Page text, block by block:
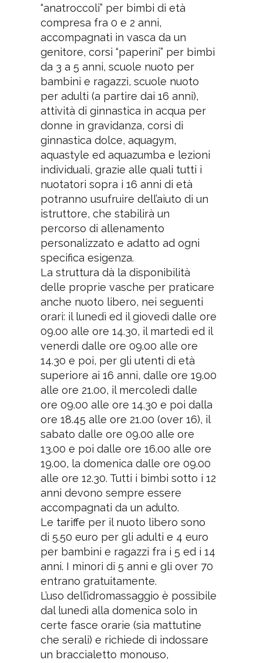
“anatroccoli” per bimbi di età
compresa fra 0 e 2 anni,
accompagnati in vasca da un
genitore, corsi “paperini” per bimbi
da 3 a 5 anni, scuole nuoto per
bambini e ragazzi, scuole nuoto
per adulti (a partire dai 16 anni),
attività di ginnastica in acqua per
donne in gravidanza, corsi di
ginnastica dolce, aquagym,
aquastyle ed aquazumba e lezioni
individuali, grazie alle quali tutti i
nuotatori sopra i 16 anni di età
potranno usufruire dell’aiuto di un
istruttore, che stabilirà un
percorso di allenamento
personalizzato e adatto ad ogni
specifica esigenza.
La struttura dà la disponibilità
delle proprie vasche per praticare
anche nuoto libero, nei seguenti
orari: il lunedì ed il giovedì dalle ore
09.00 alle ore 14.30, il martedì ed il
venerdì dalle ore 09.00 alle ore
14.30 e poi, per gli utenti di età
superiore ai 16 anni, dalle ore 19.00
alle ore 21.00, il mercoledì dalle
ore 09.00 alle ore 14.30 e poi dalla
ore 18.45 alle ore 21.00 (over 16), il
sabato dalle ore 09.00 alle ore
13.00 e poi dalle ore 16.00 alle ore
19.00, la domenica dalle ore 09.00
alle ore 12.30. Tutti i bimbi sotto i 12
anni devono sempre essere
accompagnati da un adulto.
Le tariffe per il nuoto libero sono
di 5.50 euro per gli adulti e 4 euro
per bambini e ragazzi fra i 5 ed i 14
anni. I minori di 5 anni e gli over 70
entrano gratuitamente.
L’uso dell’idromassaggio è possibile
dal lunedì alla domenica solo in
certe fasce orarie (sia mattutine
che serali) e richiede di indossare
un braccialetto monouso,